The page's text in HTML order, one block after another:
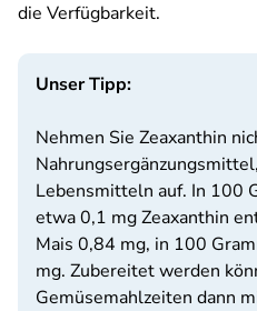
die Verfügbarkeit.
Unser Tipp:
Nehmen Sie Zeaxanthin
Lebensmitteln auf. In 100
etwa 0,1 mg Zeaxanthin
Mais 0,84 mg, in 100
mg. Zubereitet werden
Gemüsemahlzeiten dann